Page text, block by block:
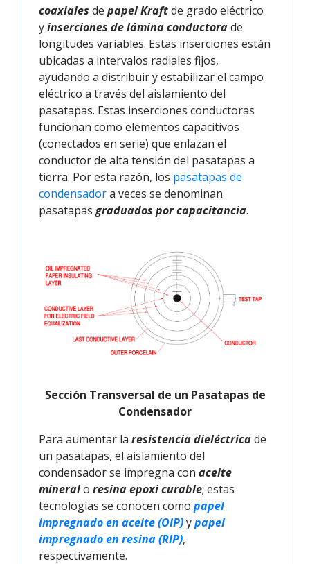
coaxiales de papel Kraftde grado eléctrico
yinserciones de lámina conductorade
longitudes variables. Estas inserciones están
ubicadas a intervalos radiales fijos,
ayudando a distribuir y estabilizar el campo
eléctrico a través del aislamiento del
pasatapas. Estas inserciones conductoras
funcionan como elementos capacitivos
(conectados en serie) que enlazan el
conductor de alta tensión del pasatapas a
tierra. Por esta razón, los pasatapas de
condensadora veces se denominan
pasatapas graduados por capacitancia.
Sección Transversal de un Pasatapas de
Condensador
Para aumentar la resistencia dieléctricade
un pasatapas, el aislamiento del
condensador se impregna con aceite
mineralo resina epoxi curable; estas
tecnologías se conocen como papel
impregnado en aceite (OIP)ypapel
impregnado en resina (RIP),
respectivamente.